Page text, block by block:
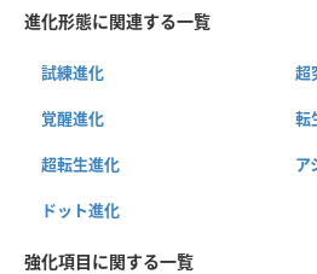
進化形態に関連する一覧
試練進化 超
覚醒進化 転
超転生進化 ア
ドット進化
強化項目に関する一覧